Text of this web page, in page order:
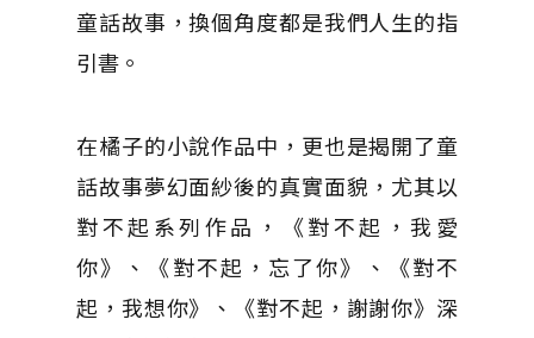
童話故事，換個角度都是我們人生的指
引書。
在橘子的小說作品中，更也是揭開了童
話故事夢幻面紗後的真實面貌，尤其以
對不起系列作品，《對不起，我愛
你》、《對不起，忘了你》、《對不
起，我想你》、《對不起，謝謝你》深